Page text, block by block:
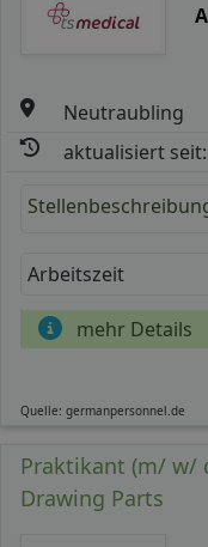
Neutraubling
aktualisiert
Arbeitszeit
mehr Details
Quelle: germanpersonnel.de
Praktikant (m/ w/
Drawing Parts